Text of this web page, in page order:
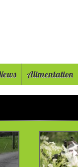
Alimentation